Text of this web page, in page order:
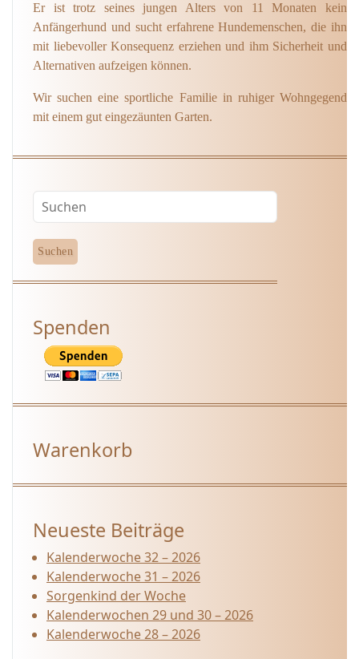
Er ist trotz seines jungen Alters von 11 Monaten kein
Anfängerhund und sucht erfahrene Hundemenschen, die ihn
mit liebevoller Konsequenz erziehen und ihm Sicherheit und
Alternativen aufzeigen können.
Wir suchen eine sportliche Familie in ruhiger Wohngegend
mit einem gut eingezäunten Garten.
Spenden
Warenkorb
Neueste Beiträge
Kalenderwoche 32 – 2026
Kalenderwoche 31 – 2026
Sorgenkind der Woche
Kalenderwochen 29 und 30 – 2026
Kalenderwoche 28 – 2026